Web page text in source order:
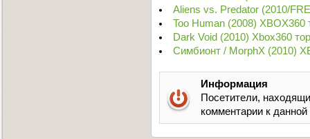
Aliens vs. Predator (2010/
Too Human (2008) XBOX360
Dark Void (2010) Xbox360
Симбионт / MorphX (2010)
Информация
Посетители,
комментарии к